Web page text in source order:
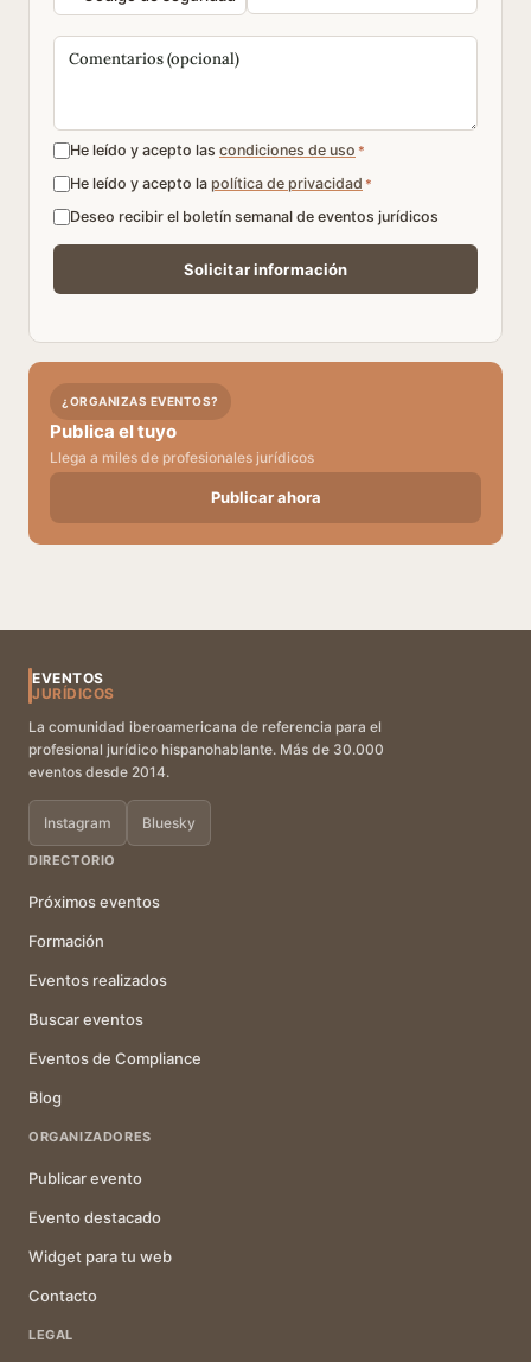
He leído y acepto las condiciones de uso *
He leído y acepto la política de privacidad *
Deseo recibir el boletín semanal de eventos jurídicos
¿ORGANIZAS EVENTOS?
Publica el tuyo
Llega a miles de profesionales jurídicos
Publicar ahora
EVENTOS
JURÍDICOS
La comunidad iberoamericana de referencia para el
profesional jurídico hispanohablante. Más de 30.000
eventos desde 2014.
Instagram Bluesky
DIRECTORIO
Próximos eventos
Formación
Eventos realizados
Buscar eventos
Eventos de Compliance
Blog
ORGANIZADORES
Publicar evento
Evento destacado
Widget para tu web
Contacto
LEGAL